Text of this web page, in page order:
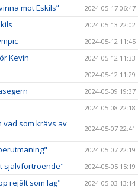
mot Eskils” 2024-05-17 06:47
2024-05-13 22:02
2024-05-12 11:45
Kevin 2024-05-12 11:33
2024-05-12 11:29
2024-05-09 19:37
2024-05-08 22:18
vad som krävs av
2024-05-07 22:41
2024-05-07 22:19
självförtroende" 2024-05-05 15:19
rejält som lag" 2024-05-03 13:14